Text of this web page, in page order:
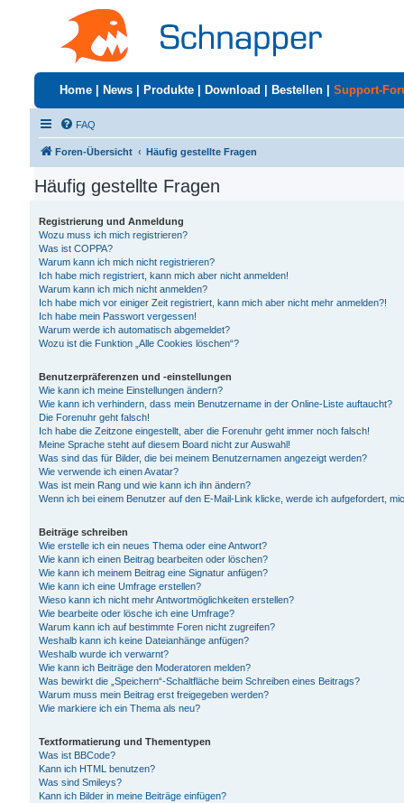
Home News Produkte Download Bestellen Support-
FAQ
Foren-Übersicht Häufig gestellte Fragen
Häufig gestellte Fragen
Registrierung und Anmeldung
Wozu muss ich mich registrieren?
Was ist COPPA?
Warum kann ich mich nicht registrieren?
Ich habe mich registriert, kann mich aber nicht anmelden!
Warum kann ich mich nicht anmelden?
Ich habe mich vor einiger Zeit registriert, kann mich aber nicht mehr anmelden?!
Ich habe mein Passwort vergessen!
Warum werde ich automatisch abgemeldet?
Wozu ist die Funktion „Alle Cookies löschen“?
Benutzerpräferenzen und -einstellungen
Wie kann ich meine Einstellungen ändern?
Wie kann ich verhindern, dass mein Benutzername in der Online-Liste auftaucht?
Die Forenuhr geht falsch!
Ich habe die Zeitzone eingestellt, aber die Forenuhr geht immer noch falsch!
Meine Sprache steht auf diesem Board nicht zur Auswahl!
Was sind das für Bilder, die bei meinem Benutzernamen angezeigt werden?
Wie verwende ich einen Avatar?
Was ist mein Rang und wie kann ich ihn ändern?
Wenn ich bei einem Benutzer auf den E-Mail-Link klicke, werde ich aufgefordert,
Beiträge schreiben
Wie erstelle ich ein neues Thema oder eine Antwort?
Wie kann ich einen Beitrag bearbeiten oder löschen?
Wie kann ich meinem Beitrag eine Signatur anfügen?
Wie kann ich eine Umfrage erstellen?
Wieso kann ich nicht mehr Antwortmöglichkeiten erstellen?
Wie bearbeite oder lösche ich eine Umfrage?
Warum kann ich auf bestimmte Foren nicht zugreifen?
Weshalb kann ich keine Dateianhänge anfügen?
Weshalb wurde ich verwarnt?
Wie kann ich Beiträge den Moderatoren melden?
Was bewirkt die „Speichern“-Schaltfläche beim Schreiben eines Beitrags?
Warum muss mein Beitrag erst freigegeben werden?
Wie markiere ich ein Thema als neu?
Textformatierung und Thementypen
Was ist BBCode?
Kann ich HTML benutzen?
Was sind Smileys?
Kann ich Bilder in meine Beiträge einfügen?